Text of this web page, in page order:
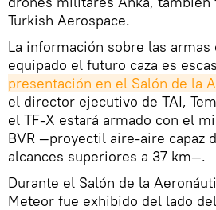
Turkish Aerospace.
La información sobre las armas
equipado el futuro caza es
presentación en el Salón de la
el director ejecutivo de TAI,
el TF-X estará armado con el
BVR —proyectil aire-aire capaz
alcances superiores a 37 km—.
Durante el Salón de la
Meteor fue exhibido del lado